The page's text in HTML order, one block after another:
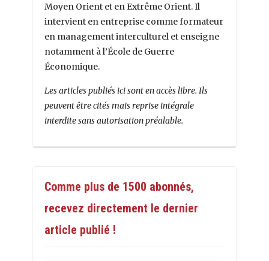
Moyen Orient et en Extrême Orient. Il
intervient en entreprise comme formateur
en management interculturel et enseigne
notamment à l’École de Guerre
Économique.
Les articles publiés ici sont en accès libre. Ils
peuvent être cités mais reprise intégrale
interdite sans autorisation préalable.
Comme plus de 1500 abonnés,
recevez directement le dernier
article publié !